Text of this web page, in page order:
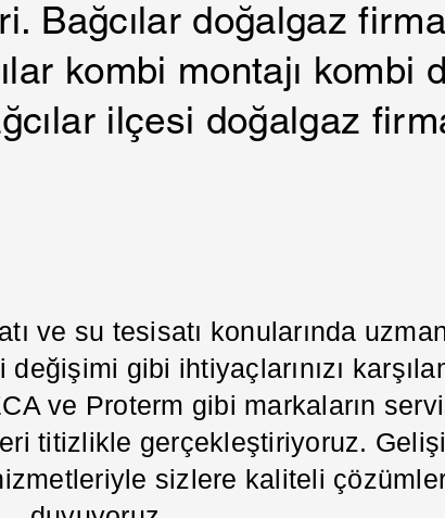
Bağcılar doğalgaz
kombi montajı kombi
ilçesi doğalgaz
ve su tesisatı konularında
gibi ihtiyaçlarınızı
ve Proterm gibi markaların
titizlikle gerçekleştiriyoruz.
sizlere kaliteli